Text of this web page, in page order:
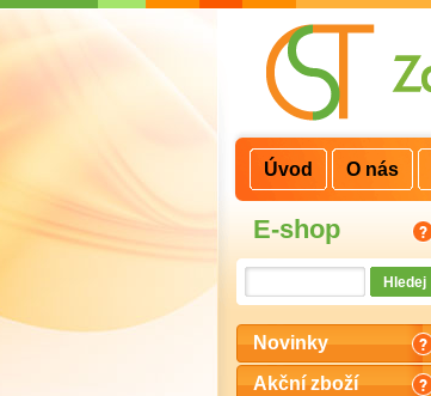
E-shop
Novinky
Akční zboží
Úvod O nás